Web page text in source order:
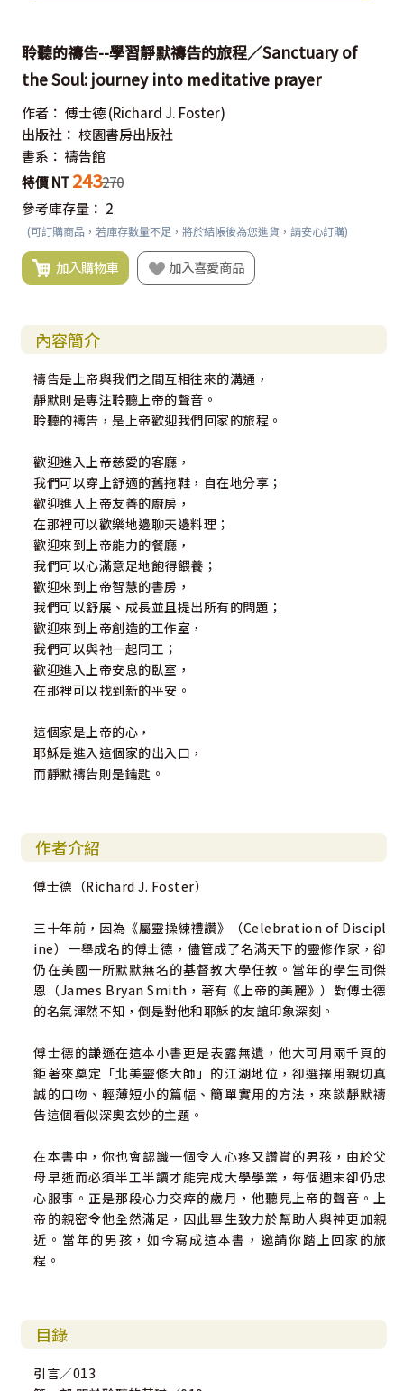
聆聽的禱告--學習靜默禱告的旅程／Sanctuary of
the Soul: journey into meditative prayer
作者： 傅士德 (Richard J. Foster)
出版社： 校園書房出版社
書系： 禱告館
特價 NT 243270
參考庫存量： 2
(可訂購商品，若庫存數量不足，將於結帳後為您進貨，請安心訂購)
加入購物車 加入喜愛商品
內容簡介
禱告是上帝與我們之間互相往來的溝通，
靜默則是專注聆聽上帝的聲音。
聆聽的禱告，是上帝歡迎我們回家的旅程。
歡迎進入上帝慈愛的客廳，
我們可以穿上舒適的舊拖鞋，自在地分享；
歡迎進入上帝友善的廚房，
在那裡可以歡樂地邊聊天邊料理；
歡迎來到上帝能力的餐廳，
我們可以心滿意足地飽得餵養；
歡迎來到上帝智慧的書房，
我們可以舒展、成長並且提出所有的問題；
歡迎來到上帝創造的工作室，
我們可以與祂一起同工；
歡迎進入上帝安息的臥室，
在那裡可以找到新的平安。
這個家是上帝的心，
耶穌是進入這個家的出入口，
而靜默禱告則是鑰匙。
作者介紹
傅士德（Richard J. Foster）
三十年前，因為《屬靈操練禮讚》（Celebration of Discipl
ine）一舉成名的傅士德，儘管成了名滿天下的靈修作家，卻
仍在美國一所默默無名的基督教大學任教。當年的學生司傑
恩（James Bryan Smith，著有《上帝的美麗》）對傅士德
的名氣渾然不知，倒是對他和耶穌的友誼印象深刻。
傅士德的謙遜在這本小書更是表露無遺，他大可用兩千頁的
鉅著來奠定「北美靈修大師」的江湖地位，卻選擇用親切真
誠的口吻、輕薄短小的篇幅、簡單實用的方法，來談靜默禱
告這個看似深奧玄妙的主題。
在本書中，你也會認識一個令人心疼又讚賞的男孩，由於父
母早逝而必須半工半讀才能完成大學學業，每個週末卻仍忠
心服事。正是那段心力交瘁的歲月，他聽見上帝的聲音。上
帝的親密令他全然滿足，因此畢生致力於幫助人與神更加親
近。當年的男孩，如今寫成這本書，邀請你踏上回家的旅
程。
目錄
引言／013